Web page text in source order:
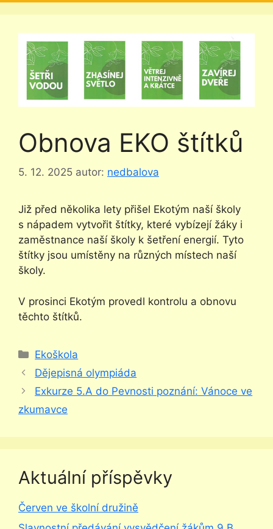
Obnova EKO štítků
5. 12. 2025 autor: nedbalova
Již před několika lety přišel Ekotým naší školy
s nápadem vytvořit štítky, které vybízejí žáky i
zaměstnance naší školy k šetření energií. Tyto
štítky jsou umístěny na různých místech naší
školy.
V prosinci Ekotým provedl kontrolu a obnovu
těchto štítků.
Rubriky
Ekoškola
Dějepisná olympiáda
Exkurze 5.A do Pevnosti poznání: Vánoce ve
zkumavce
Aktuální příspěvky
Červen ve školní družině